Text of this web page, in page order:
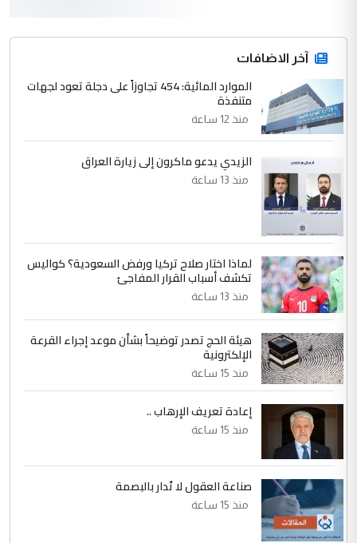
المشترك لا تستهدف أية دولة ومفتوحة لانضمام
الدول الشقيقة
4 يوسف غزوان عصمت
التعليق : بكالوريوس فيزياء طبية متزوج و
زوجتي أيضا بكالوريوس سكني بغداد أرغب في
إكمال دراستي داخل ...
الموضوع :
السعودية توافق على الاستمرار في
جامعاتها سنويا
5 عبد الأمير جاسم هليل
التعليق : نحن اباء الطلاب الأوائل على العراق
نتشرف بلقاء السيد احمد الصافي في العتبات
الموضوع :
مكتب السيد احمد الصافي : لا يوجود
لدينا اي حساب على الفيس بوك وتويتر
آخر الاضافات
الموارد المائية: 454 تجاوزاً على دجلة تعود لجهات
متنفذة
منذ 12 ساعة
الزيدي يدعو ماكرون إلى زيارة العراق
منذ 13 ساعة
لماذا اختار صلاح تركيا ورفض السعودية؟ كواليس
تكشف أسباب القرار المفاجئ
منذ 13 ساعة
هيئة الحج تصدر توضيحاً بشأن موعد إجراء القرعة
الإلكترونية
منذ 15 ساعة
إعادة تعريف الإرهاب ..
منذ 15 ساعة
صناعة العقول لا تُدار بالبصمة
منذ 15 ساعة